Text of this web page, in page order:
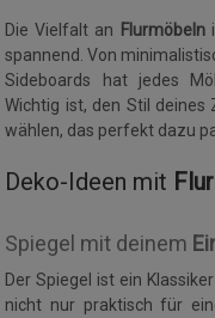
Die Vielfalt an Flurmöbeln
spannend. Von
Sideboards hat jedes
Wichtig ist, den Stil deines
wählen, das perfekt dazu
Deko-Ideen mit
Spiegel mit deinem
Der Spiegel ist ein
nicht nur praktisch für